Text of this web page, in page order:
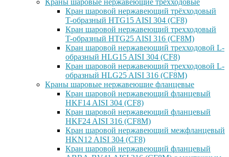
Краны шаровые нержавеющие трёхходовые
Кран шаровой нержавеющий трёхходовый
T-образный HTG15 AISI 304 (CF8)
Кран шаровой нержавеющий трехходовый
T-образный HTG25 AISI 316 (CF8M)
Кран шаровой нержавеющий трехходовой L-
образный HLG15 AISI 304 (CF8)
Кран шаровой нержавеющий трехходовой L-
образный HLG25 AISI 316 (CF8M)
Краны шаровые нержавеющие фланцевые
Кран шаровой нержавеющий фланцевый
HKF14 AISI 304 (CF8)
Кран шаровой нержавеющий фланцевый
HKF24 AISI 316 (CF8M)
Кран шаровой нержавеющий межфланцевый
HKN12 AISI 304 (CF8)
Кран шаровой нержавеющий фланцевый